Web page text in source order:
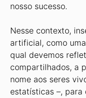
nosso sucesso.
Nesse contexto,
artificial, como
qual devemos
compartilhados, a
nome aos seres
estatísticas –,